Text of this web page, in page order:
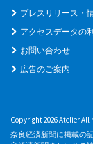
プレスリリース・
アクセスデータの
お問い合わせ
広告のご案内
Copyright 2026 Atelier All
奈良経済新聞に掲載の